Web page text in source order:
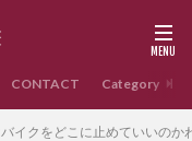
CONTACT Category
イクをどこに止めていいのか